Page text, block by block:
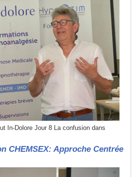
In-Dolore Jour 8 La confusion dans
CHEMSEX: Approche Centrée